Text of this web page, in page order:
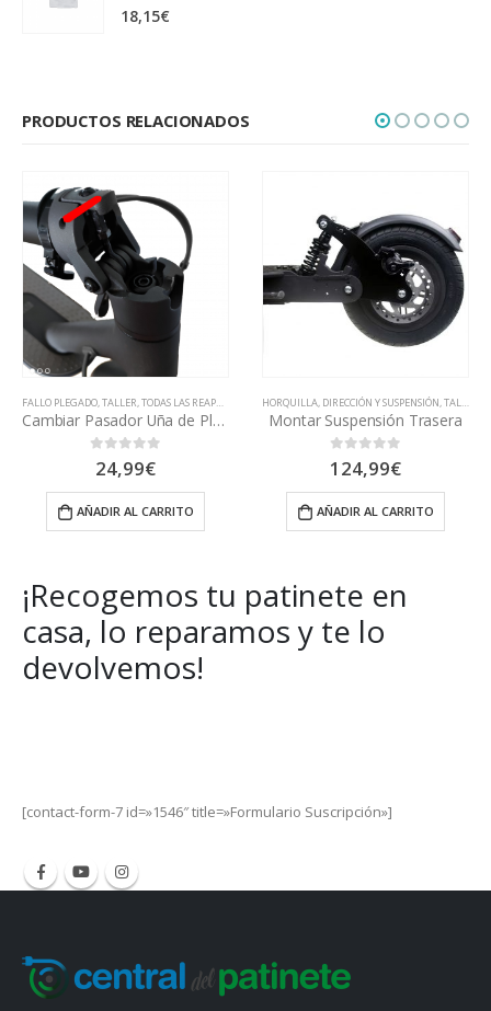
0 out of 5
18,15€
PRODUCTOS RELACIONADOS
HORQUILLA, DIRECCIÓN Y SUSPENSIÓN,TALLER
Montar Suspensión Trasera
0 out of 5
124,99
AÑADIR AL CARRITO
FALLO PLEGADO,TALLER,TODAS LAS REAPARACIONES
0out of 5
26,99€
AÑADIR AL CARRITO
¡Recogemos tu patinete en
casa, lo reparamos y te lo
devolvemos!
[contact-form-7 id=»1546″ title=»Formulario Suscripción»]